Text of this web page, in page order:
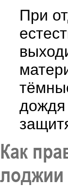
При
дождя
Как
лоджии